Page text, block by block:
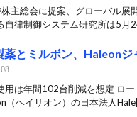
主総会に提案、グローバル展
自律制御システム研究所は5月
薬とミルボン、Haleon
用は年間102台削減を想定 ロ
（ヘイリオン）の日本法人